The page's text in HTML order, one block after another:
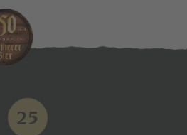
una sorpresa
25